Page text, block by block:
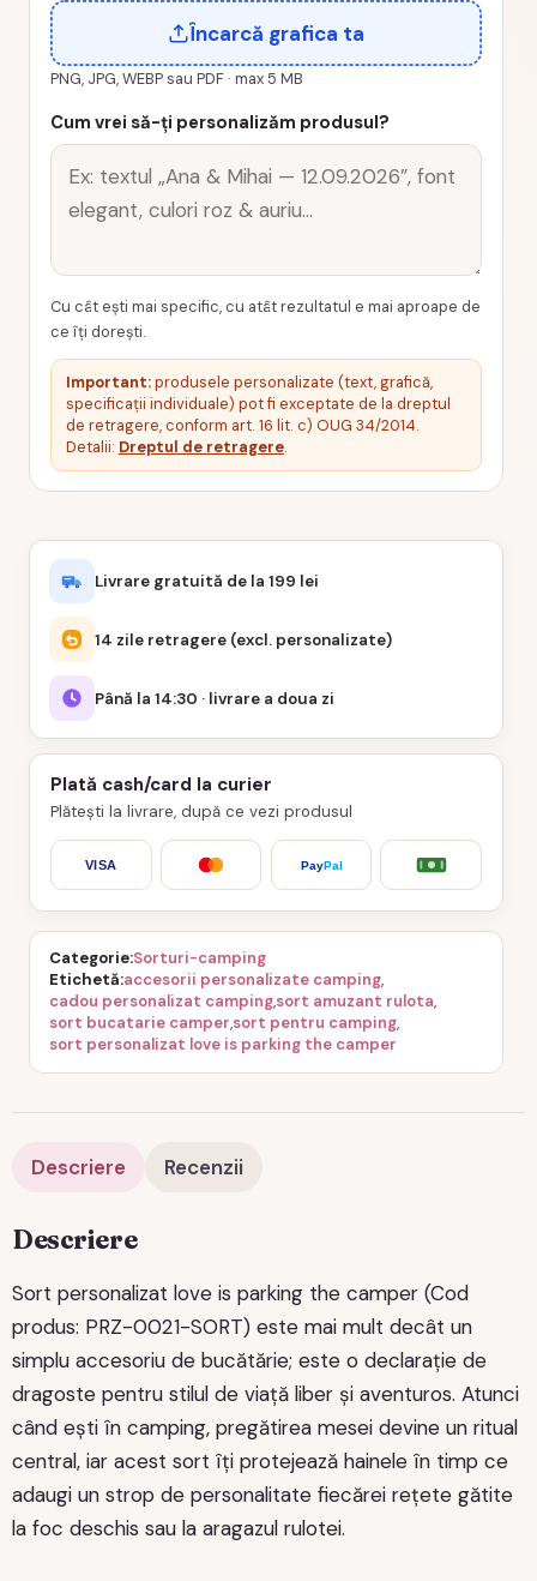
Încarcă grafica ta
PNG, JPG, WEBP sau PDF · max 5 MB
Cum vrei să-ți personalizăm produsul?
Cu cât ești mai specific, cu atât rezultatul e mai aproape de
ce îți dorești.
Important:produsele personalizate (text, grafică,
specificații individuale) pot fi exceptate de la dreptul
de retragere, conform art. 16 lit. c) OUG 34/2014.
Detalii: Dreptul de retragere.
Livrare gratuită de la 199 lei
14 zile retragere (excl. personalizate)
Până la 14:30 · livrare a doua zi
Plată cash/card la curier
Plătești la livrare, după ce vezi produsul
VISA PayPal
Categorie Sorturi-camping
Etichetă accesorii personalizate camping,
cadou personalizat camping,sort amuzant rulota,
sort bucatarie camper,sort pentru camping,
sort personalizat love is parking the camper
Descriere Recenzii
Descriere
Sort personalizat love is parking the camper (Cod
produs: PRZ-0021-SORT) este mai mult decât un
simplu accesoriu de bucătărie; este o declarație de
dragoste pentru stilul de viață liber și aventuros. Atunci
când ești în camping, pregătirea mesei devine un ritual
central, iar acest sort îți protejează hainele în timp ce
adaugi un strop de personalitate fiecărei rețete gătite
la foc deschis sau la aragazul rulotei.